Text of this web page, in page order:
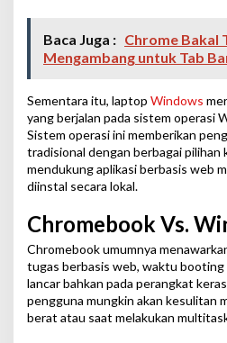
Baca Juga : Chrome Bakal
Mengambang untuk Tab
Sementara itu, laptop Windows
yang berjalan pada sistem operasi
Sistem operasi ini memberikan
tradisional dengan berbagai pilihan
mendukung aplikasi berbasis web
diinstal secara lokal.
Chromebook Vs.
Chromebook umumnya
tugas berbasis web, waktu
lancar bahkan pada perangkat
pengguna mungkin akan kesulitan
berat atau saat melakukan